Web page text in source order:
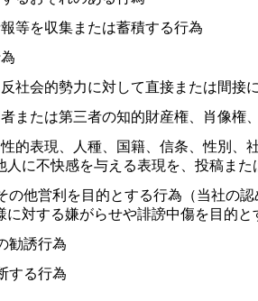
等を収集または蓄積する行為
社会的勢力に対して直接または間接
または第三者の知的財産権、肖像
的表現、人種、国籍、信条、性別
に不快感を与える表現を、投稿また
の他営利を目的とする行為（当社
対する嫌がらせや誹謗中傷を目的
勧誘行為
する行為